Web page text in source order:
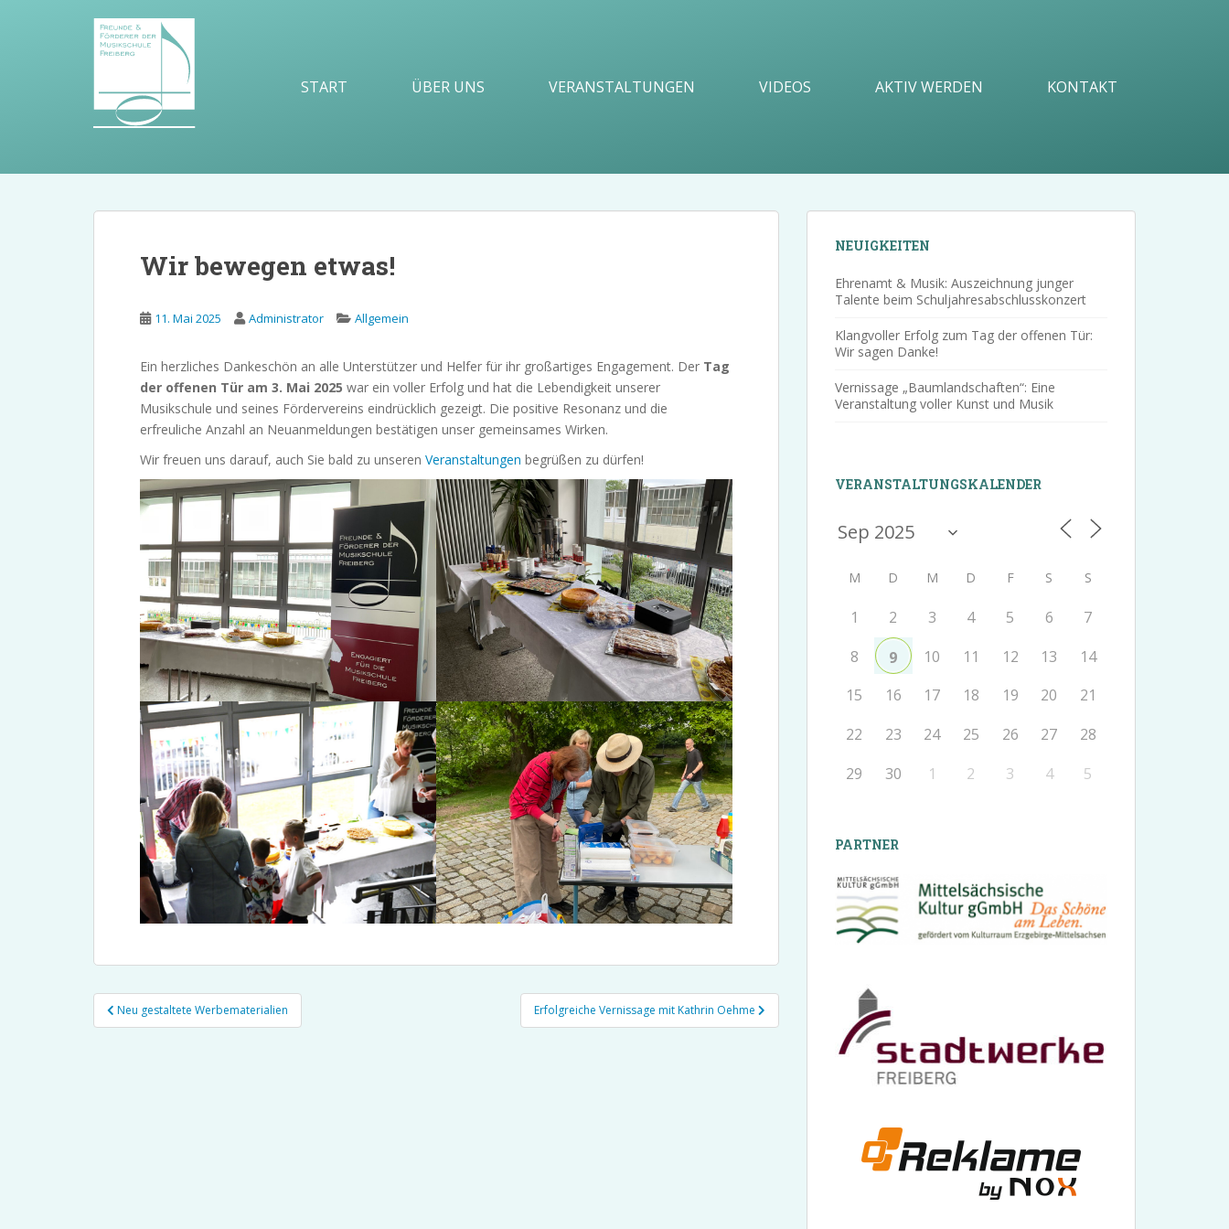
i
START ÜBER UNS VERANSTALTUNGEN VIDEOS AKTIV WERDEN KONTAKT
Wir bewegen etwas!
11. Mai 2025 Administrator Allgemein
Ein herzliches Dankeschön an alle Unterstützer und Helfer für ihr großartiges Engagement. Der Tag
der offenen Tür am 3. Mai 2025 war ein voller Erfolg und hat die Lebendigkeit unserer
Musikschule und seines Fördervereins eindrücklich gezeigt. Die positive Resonanz und die
erfreuliche Anzahl an Neuanmeldungen bestätigen unser gemeinsames Wirken.
Wir freuen uns darauf, auch Sie bald zu unseren Veranstaltungen begrüßen zu dürfen!
Beitragsnavigation
Neu gestaltete Werbematerialien Erfolgreiche Vernissage mit Kathrin Oehme
NEUIGKEITEN
Ehrenamt & Musik: Auszeichnung junger
Talente beim Schuljahresabschlusskonzert
Klangvoller Erfolg zum Tag der offenen Tür:
Wir sagen Danke!
Vernissage „Baumlandschaften“: Eine
Veranstaltung voller Kunst und Musik
VERANSTALTUNGSKALENDER
M D M D F S S
1 2 3 4 5 6
7
8
9 10 11 12 13
14
15
16 17 18 19 20
21
22
23 24 25 26 27
28
29
30 1 2 3 4 5
PARTNER